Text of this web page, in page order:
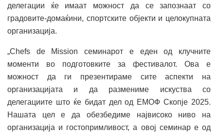
делегации ќе имаат можност да се запознаат со
градовите-домаќини, спортските објекти и целокупната
организација.
„Chefs de Mission семинарот е еден од клучните
моменти во подготовките за фестивалот. Ова е
можност да ги презентираме сите аспекти на
организацијата и да размениме искуства со
делегациите што ќе бидат дел од ЕМОФ Скопје 2025.
Нашата цел е да обезбедиме највисоко ниво на
организација и гостопримливост, а овој семинар е од